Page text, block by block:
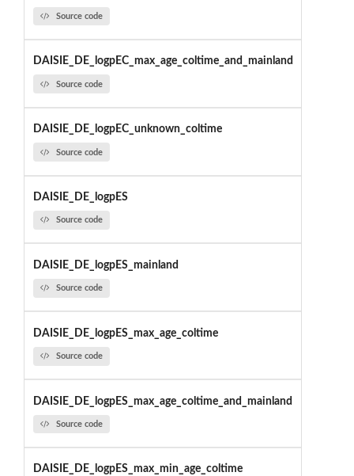
Source code
DAISIE_DE_logpEC_max_age_coltime_and_mainland
Source code
DAISIE_DE_logpEC_unknown_coltime
Source code
DAISIE_DE_logpES
Source code
DAISIE_DE_logpES_mainland
Source code
DAISIE_DE_logpES_max_age_coltime
Source code
DAISIE_DE_logpES_max_age_coltime_and_mainland
Source code
DAISIE_DE_logpES_max_min_age_coltime